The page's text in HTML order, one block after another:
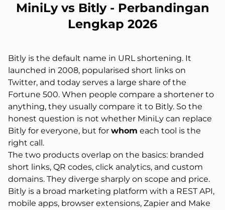
MiniLy vs Bitly - Perbandingan
Lengkap 2026
Bitly is the default name in URL shortening. It
launched in 2008, popularised short links on
Twitter, and today serves a large share of the
Fortune 500. When people compare a shortener to
anything, they usually compare it to Bitly. So the
honest question is not whether MiniLy can replace
Bitly for everyone, but for whom each tool is the
right call.
The two products overlap on the basics: branded
short links, QR codes, click analytics, and custom
domains. They diverge sharply on scope and price.
Bitly is a broad marketing platform with a REST API,
mobile apps, browser extensions, Zapier and Make